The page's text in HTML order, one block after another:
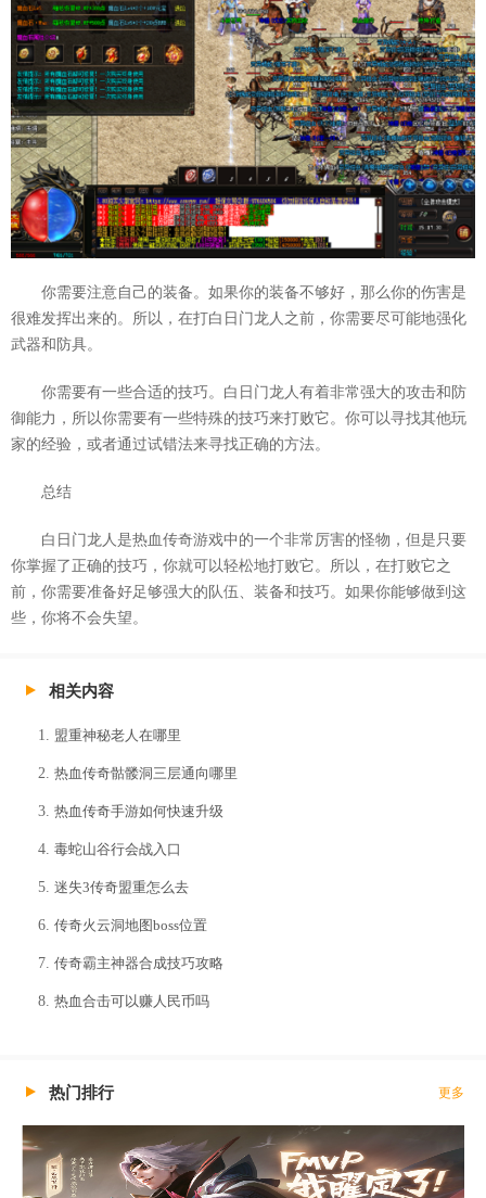
你需要注意自己的装备。如果你的装备不够好，那么你的伤害是
很难发挥出来的。所以，在打白日门龙人之前，你需要尽可能地强化
武器和防具。
你需要有一些合适的技巧。白日门龙人有着非常强大的攻击和防
御能力，所以你需要有一些特殊的技巧来打败它。你可以寻找其他玩
家的经验，或者通过试错法来寻找正确的方法。
总结
白日门龙人是热血传奇游戏中的一个非常厉害的怪物，但是只要
你掌握了正确的技巧，你就可以轻松地打败它。所以，在打败它之
前，你需要准备好足够强大的队伍、装备和技巧。如果你能够做到这
些，你将不会失望。
相关内容
盟重神秘老人在哪里
热血传奇骷髅洞三层通向哪里
热血传奇手游如何快速升级
毒蛇山谷行会战入口
迷失3传奇盟重怎么去
传奇火云洞地图boss位置
传奇霸主神器合成技巧攻略
热血合击可以赚人民币吗
热门排行 更多